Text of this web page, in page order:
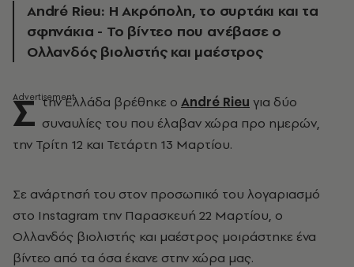
André Rieu: Η Ακρόπολη, το συρτάκι και τα
σφηνάκια - Το βίντεο που ανέβασε ο
Ολλανδός βιολιστής και μαέστρος
Σ την Ελλάδα βρέθηκε ο André Rieu για δύο
συναυλίες του που έλαβαν χώρα προ ημερών,
την Τρίτη 12 και Τετάρτη 13 Μαρτίου.
Σε ανάρτησή του στον προσωπικό του λογαριασμό
στο Instagram την Παρασκευή 22 Μαρτίου, ο
Ολλανδός βιολιστής και μαέστρος μοιράστηκε ένα
βίντεο από τα όσα έκανε στην χώρα μας.